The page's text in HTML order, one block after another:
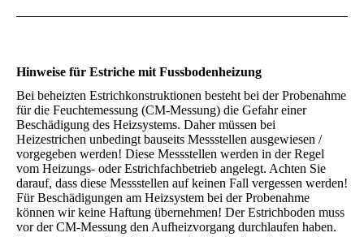
Hinweise für Estriche mit Fussbodenheizung
Bei beheizten Estrichkonstruktionen besteht bei der Probenahme
für die Feuchtemessung (CM-Messung) die Gefahr einer
Beschädigung des Heizsystems. Daher müssen bei
Heizestrichen unbedingt bauseits Messstellen ausgewiesen /
vorgegeben werden! Diese Messstellen werden in der Regel
vom Heizungs- oder Estrichfachbetrieb angelegt. Achten Sie
darauf, dass diese Messstellen auf keinen Fall vergessen werden!
Für Beschädigungen am Heizsystem bei der Probenahme
können wir keine Haftung übernehmen! Der Estrichboden muss
vor der CM-Messung den Aufheizvorgang durchlaufen haben.